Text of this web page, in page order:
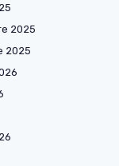
2025
2025